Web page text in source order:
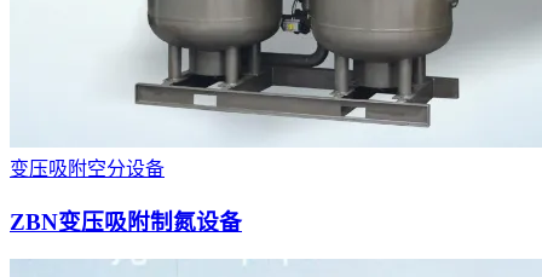
变压吸附空分设备
ZBN变压吸附制氮设备